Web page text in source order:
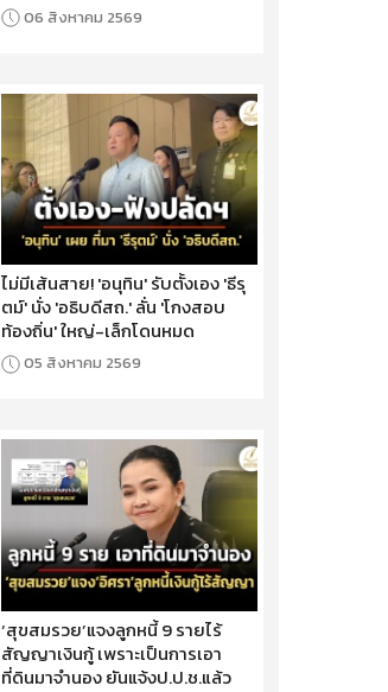
06 สิงหาคม 2569
ไม่มีเส้นสาย! 'อนุทิน' รับตั้งเอง 'ธีรุ
ตม์' นั่ง 'อธิบดีสถ.' ลั่น 'โกงสอบ
ท้องถิ่น' ใหญ่-เล็กโดนหมด
05 สิงหาคม 2569
‘สุขสมรวย’แจงลูกหนี้ 9 รายไร้
สัญญาเงินกู้ เพราะเป็นการเอา
ที่ดินมาจำนอง ยันแจ้งป.ป.ช.แล้ว